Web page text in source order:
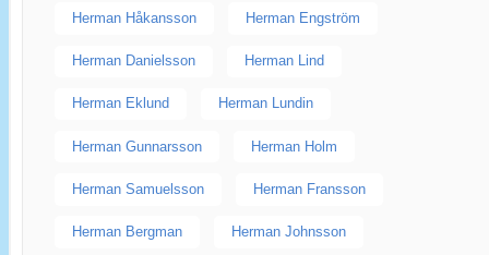
Herman Håkansson Herman Engström
Herman Danielsson Herman Lind
Herman Eklund Herman Lundin
Herman Gunnarsson Herman Holm
Herman Samuelsson Herman Fransson
Herman Bergman Herman Johnsson